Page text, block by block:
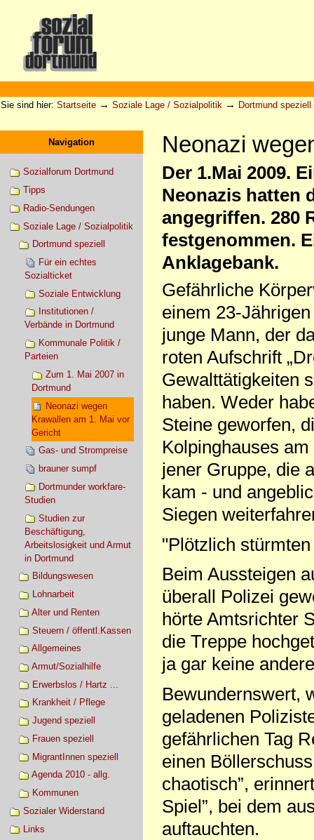
Werkzeuge
Sie sind hier: Startseite → Soziale Lage / Sozialpolitik → Dortmund speziell
Navigation
Sozialforum Dortmund
Tipps
Radio-Sendungen
Soziale Lage / Sozialpolitik
Dortmund speziell
Für ein echtes
Sozialticket
Soziale Entwicklung
Institutionen /
Verbände in Dortmund
Kommunale Politik /
Parteien
Zum 1. Mai 2007 in
Dortmund
Neonazi wegen
Krawallen am 1. Mai vor
Gericht
Gas- und Strompreise
brauner sumpf
Dortmunder workfare-
Studien
Studien zur
Beschäftigung,
Arbeitslosigkeit und Armut
in Dortmund
Bildungswesen
Lohnarbeit
Alter und Renten
Steuern / öffentl.Kassen
Allgemeines
Armut/Sozialhilfe
Erwerbslos / Hartz ...
Krankheit / Pflege
Jugend speziell
Frauen speziell
MigrantInnen speziell
Agenda 2010 - allg.
Kommunen
Sozialer Widerstand
Links
Neonazi
Der 1.Mai 2009.
Neonazis hatten
angegriffen. 280
festgenommen.
Anklagebank.
Gefährliche
einem 23-
junge Mann, der
roten Aufschrift
Gewalttätigkeiten
haben. Weder
Steine geworfen,
Kolpinghauses
jener Gruppe, die
kam - und
Siegen
"Plötzlich
Beim Aussteigen
überall Polizei
hörte Amtsrichter
die Treppe
ja gar keine
Bewundernswert,
geladenen
gefährlichen Tag
einen
chaotisch”,
Spiel”, bei dem
auftauchten.